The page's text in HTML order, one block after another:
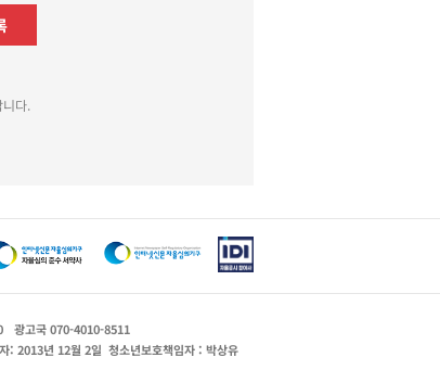
다.
광고국 070-4010-8511
: 2013년 12월 2일 청소년보호책임자 : 박상유